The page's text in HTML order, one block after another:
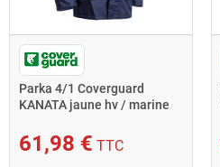
Parka 4/1 Coverguard
KANATA jaune hv / marine
61,98 € TTC